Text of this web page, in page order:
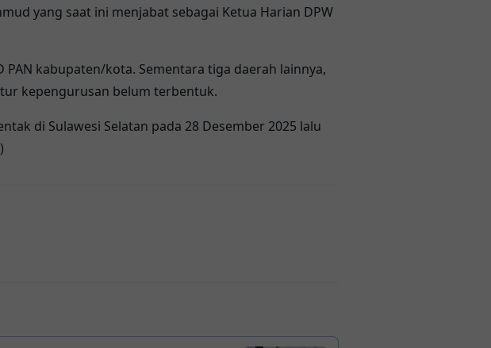
yang saat ini menjabat sebagai Ketua Harian DPW
PAN kabupaten/kota. Sementara tiga daerah lainnya,
kepengurusan belum terbentuk.
di Sulawesi Selatan pada 28 Desember 2025 lalu